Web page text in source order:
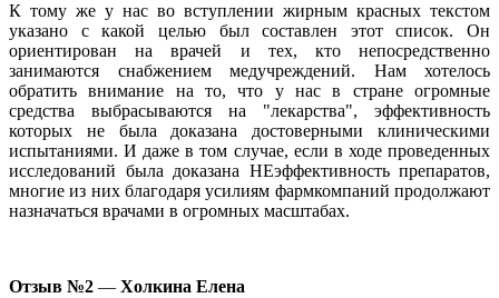
К тому же у нас во вступлении жирным красных текстом
указано с какой целью был составлен этот список. Он
ориентирован на врачей и тех, кто непосредственно
занимаются снабжением медучреждений. Нам хотелось
обратить внимание на то, что у нас в стране огромные
средства выбрасываются на "лекарства", эффективность
которых не была доказана достоверными клиническими
испытаниями. И даже в том случае, если в ходе проведенных
исследований была доказана НЕэффективность препаратов,
многие из них благодаря усилиям фармкомпаний продолжают
назначаться врачами в огромных масштабах.
Отзыв №2 — Холкина Елена